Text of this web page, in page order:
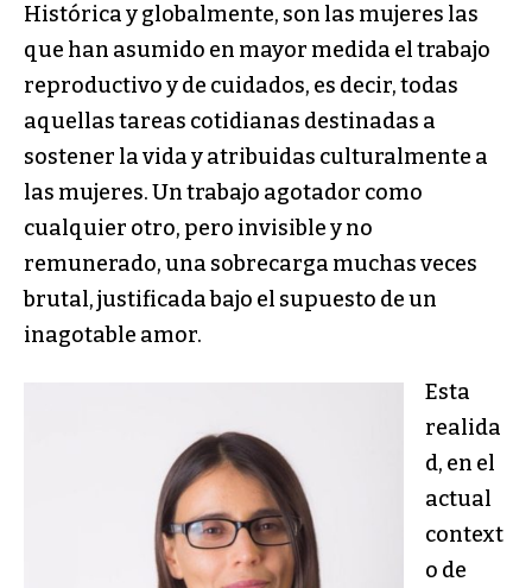
Histórica y globalmente, son las mujeres las
que han asumido en mayor medida el trabajo
reproductivo y de cuidados, es decir, todas
aquellas tareas cotidianas destinadas a
sostener la vida y atribuidas culturalmente a
las mujeres. Un trabajo agotador como
cualquier otro, pero invisible y no
remunerado, una sobrecarga muchas veces
brutal, justificada bajo el supuesto de un
inagotable amor.
Esta
realida
d, en el
actual
context
o de